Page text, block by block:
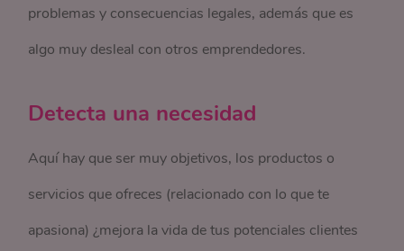
problemas y consecuencias legales, además que es
algo muy desleal con otros emprendedores.
Detecta una necesidad
Aquí hay que ser muy objetivos, los productos o
servicios que ofreces (relacionado con lo que te
apasiona) ¿mejora la vida de tus potenciales clientes